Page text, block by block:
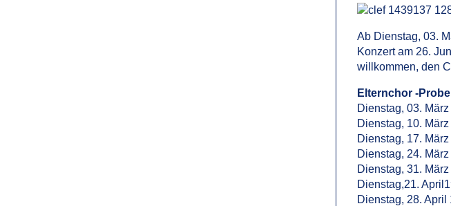
Ab Dienstag, 03.
Konzert am 26.
willkommen, den
Elternchor -
Dienstag, 03.
Dienstag, 10.
Dienstag, 17.
Dienstag, 24.
Dienstag, 31.
Dienstag,21.
Dienstag, 28.